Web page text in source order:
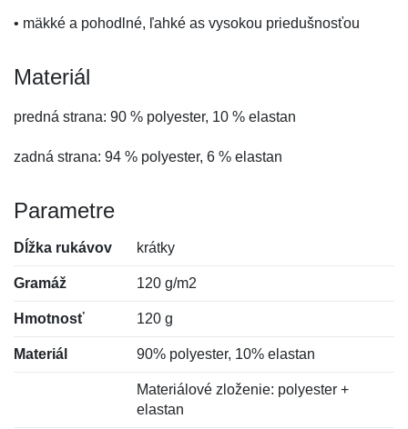
• mäkké a pohodlné, ľahké as vysokou priedušnosťou
Materiál
predná strana: 90 % polyester, 10 % elastan
zadná strana: 94 % polyester, 6 % elastan
Parametre
Dĺžka rukávov krátky
Gramáž 120 g/m2
Hmotnosť 120 g
Materiál 90% polyester, 10% elastan
Materiálové zloženie: polyester +
elastan